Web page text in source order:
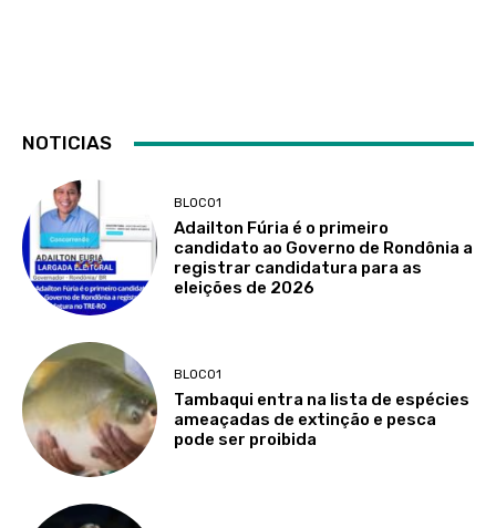
NOTICIAS
BLOCO1
Adailton Fúria é o primeiro
candidato ao Governo de Rondônia a
registrar candidatura para as
eleições de 2026
BLOCO1
Tambaqui entra na lista de espécies
ameaçadas de extinção e pesca
pode ser proibida